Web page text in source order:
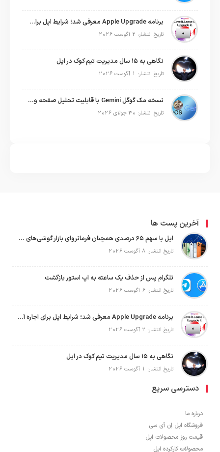
برنامه Apple Upgrade معرفی شد؛ شرایط اپل برای اجاره آیفون، آیپد، مک و اپل واچ
تاریخ انتشار: 2 آگوست 2026
نگاهی به ۱۵ سال مدیریت تیم کوک در اپل
تاریخ انتشار: 1 آگوست 2026
نسخه مک گوگل Gemini با قابلیت تحلیل صفحه و دستورات صوتی در به‌روزرسانی جدید
تاریخ انتشار: 30 جولای 2026
آخرین پست ها
اپل با سهم ۶۵ درصدی همچنان فرمانروای بازار گوشی‌های پریمیوم جهان است
تاریخ انتشار: 8 آگوست 2026
تلگرام پس از حذف یک ساعته به اپ استور بازگشت
تاریخ انتشار: 6 آگوست 2026
برنامه Apple Upgrade معرفی شد؛ شرایط اپل برای اجاره آیفون، آیپد، مک و اپل واچ
تاریخ انتشار: 2 آگوست 2026
نگاهی به ۱۵ سال مدیریت تیم کوک در اپل
تاریخ انتشار: 1 آگوست 2026
دسترسی سریع
درباره ما
فروشگاه اپل اِن آی سی
قیمت روز محصولات اپل
محصولات کارکرده اپل